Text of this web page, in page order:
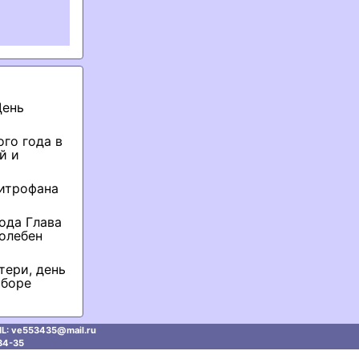
года в
и
Глава
день
ve553435@mаil.ru
35